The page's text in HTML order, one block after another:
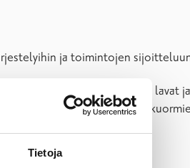
Tietoja
ja toimintojen
jätteiden purkupaikoista eli lavat
vanhasta portista ja